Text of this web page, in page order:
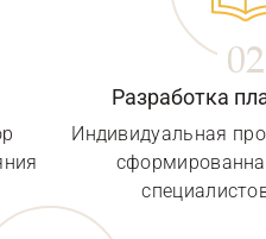
Разработка
Индивидуальная